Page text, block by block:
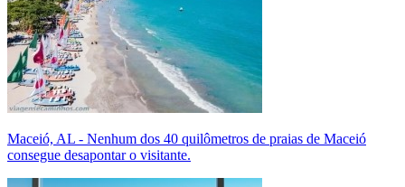
Maceió, AL - Nenhum dos 40 quilômetros de praias de Maceió
consegue desapontar o visitante.